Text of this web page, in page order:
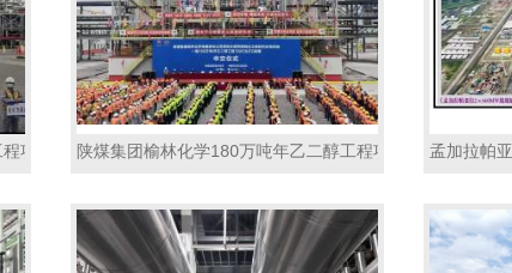
项目绝热工程1陕煤集团榆林化学180万吨年乙二醇工程项目绝热工程2
孟加拉帕